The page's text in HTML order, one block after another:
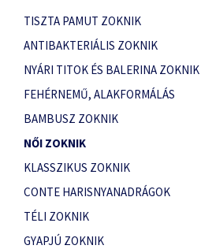
TISZTA PAMUT ZOKNIK
ANTIBAKTERIÁLIS ZOKNIK
NYÁRI TITOK ÉS BALERINA ZOKNIK
FEHÉRNEMŰ, ALAKFORMÁLÁS
BAMBUSZ ZOKNIK
NŐI ZOKNIK
KLASSZIKUS ZOKNIK
CONTE HARISNYANADRÁGOK
TÉLI ZOKNIK
GYAPJÚ ZOKNIK